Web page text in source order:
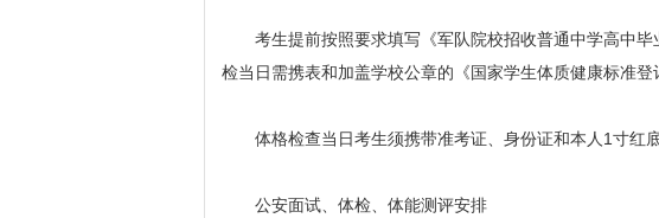
考生提前按照要求填写《军队院校招收普通中学高中毕
检当日需携表和加盖学校公章的《国家学生体质健康标准登
体格检查当日考生须携带准考证、身份证和本人1寸红底
公安面试、体检、体能测评安排